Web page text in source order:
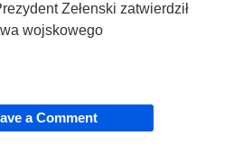
Zełenski zatwierdził
wojskowego
a Comment